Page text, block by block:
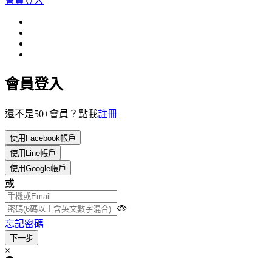
會員登入
還不是50+會員？點我註冊
使用Facebook帳戶
使用Line帳戶
使用Google帳戶
或
忘記密碼
×